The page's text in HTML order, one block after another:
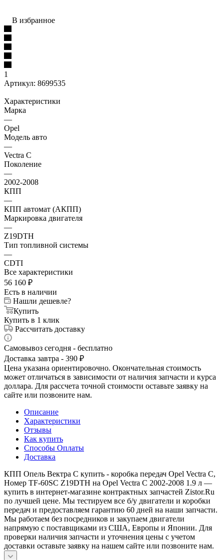
В избранное
1
Артикул: 8699535
Характеристики
Марка
—
Opel
Модель авто
—
Vectra C
Поколение
—
2002-2008
КПП
—
КПП автомат (АКПП)
Маркировка двигателя
—
Z19DTH
Тип топливной системы
—
CDTI
Все характеристики
56 160 ₽
Есть в наличии
Нашли дешевле?
Купить
Купить в 1 клик
Рассчитать доставку
Самовывоз сегодня - бесплатно
Доставка завтра - 390 ₽
Цена указана ориентировочно. Окончательная стоимость
может отличаться в зависимости от наличия запчасти и курса
доллара. Для рассчета точной стоимости оставьте заявку на
сайте или позвоните нам.
Описание
Характеристики
Отзывы
Как купить
Способы Оплаты
Доставка
КПП Опель Вектра С купить - коробка передач Opel Vectra C,
Номер TF-60SC Z19DTH на Opel Vectra C 2002-2008 1.9 л —
купить в интернет-магазине контрактных запчастей Zistor.Ru
по лучшей цене. Мы тестируем все б/у двигатели и коробки
передач и предоставляем гарантию 60 дней на наши запчасти.
Мы работаем без посредников и закупаем двигатели
напрямую с поставщиками из США, Европы и Японии. Для
проверки наличия запчасти и уточнения цены с учетом
доставки оставьте заявку на нашем сайте или позвоните нам.